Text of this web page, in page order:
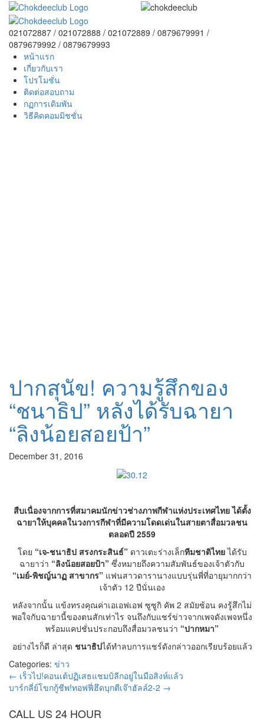
021072887 / 021072888 / 021072889 / 0879679991 /
0879679992 / 0879679993
หน้าแรก
เกี่ยวกับเรา
โปรโมชั่น
ติดต่อสอบถาม
กฏการเดิมพัน
วิธีคิดคอมมิชชั่น
ปากสุนัข! ความรู้สึกของ
“ชนาธิป” หลังได้รับฉายา
“ลิงน้อยสอยป้า”
December 31, 2016
สืบเนื่องจากการที่สมาคมนักข่าวช่างภาพกีฬาแห่งประเทศไทย ได้ตั้ง
ฉายาให้บุคคลในวงการกีฬาที่มีความโดดเด่นในสายตาสื่อมวลชน
ตลอดปี 2559
โดย “เจ-ชนาธิป สรงกระสินธ์”ดาวเตะร่างเล็กทีมชาติไทยได้รับ
ฉายาว่า “ลิงน้อยสอยป้า” ซึ่งหมายถึงความสัมพันธ์ของเจ้าตัวกับ
“เมย์-พิชญ์นาฏ สาขากร” แฟนสาวดารานางแบบรุ่นพี่ที่อายุมากกว่า
เจ้าตัว 12 ปีนั่นเอง
หลังจากนั้น แข้งทรงคุณค่าเอเอฟเอฟ ซูซูกิ คัพ 2 สมัยซ้อน คงรู้สึกไม่
พอใจกับฉายานี้ของตนสักเท่าไร จนถึงกับแชร์ข่าวจากเพจดังเพจหนึ่ง
พร้อมแคปชั่นประกอบถึงสื่อมวลชนว่า “ปากหมา”
อย่างไรก็ดี ล่าสุด ชนาธิปได้ทำลบการแชร์ดังกล่าวออกเรียบร้อยแล้ว
Categories: ข่าว
← เร็วไป!คอนเต้ปฏิเสธแชมป์ลีกอยู่ในมือสิงห์แล้ว
บาร์กลี่ย์โขกกู้ชีพ!ทอฟฟี่ฮึดบุกตีเจ๊าฮัลล์2-2 →
CALL US 24 HOUR